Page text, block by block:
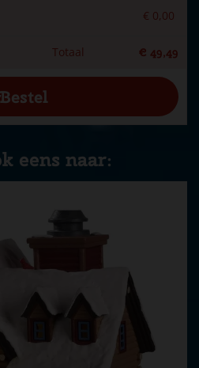
€ 0,00
Totaal € 49,49
eens naar: